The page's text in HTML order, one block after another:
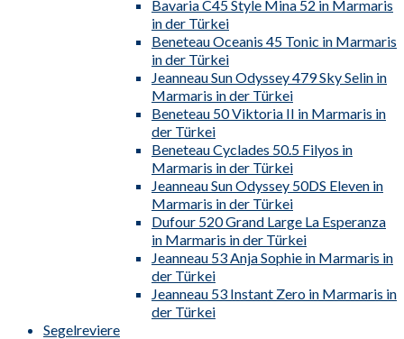
Bavaria C45 Style Mina 52 in Marmaris
in der Türkei
Beneteau Oceanis 45 Tonic in Marmaris
in der Türkei
Jeanneau Sun Odyssey 479 Sky Selin in
Marmaris in der Türkei
Beneteau 50 Viktoria II in Marmaris in
der Türkei
Beneteau Cyclades 50.5 Filyos in
Marmaris in der Türkei
Jeanneau Sun Odyssey 50DS Eleven in
Marmaris in der Türkei
Dufour 520 Grand Large La Esperanza
in Marmaris in der Türkei
Jeanneau 53 Anja Sophie in Marmaris in
der Türkei
Jeanneau 53 Instant Zero in Marmaris in
der Türkei
Segelreviere